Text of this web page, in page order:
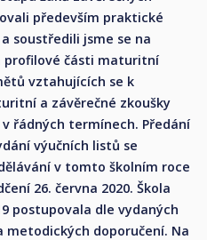
především praktické
soustředili jsme se na
profilové části maturitní
vztahujících se k
a závěrečné zkoušky
řádných termínech. Předání
výučních listů se
v tomto školním roce
26. června 2020. Škola
postupovala dle vydaných
metodických doporučení. Na